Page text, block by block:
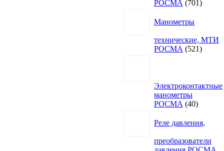
РОСМА 701 701
Манометры
технические, МТИ
РОСМА
521521
Электроконтактные
манометры
РОСМА
4040
Реле давления,
преобразователи